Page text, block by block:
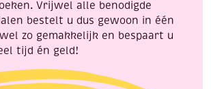
Vrijwel alle benodigde
bestelt u dus gewoon in één
zo gemakkelijk en bespaart u
tijd én geld!